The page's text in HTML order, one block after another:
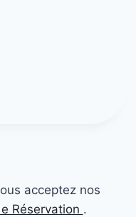
acceptez nos
Réservation .